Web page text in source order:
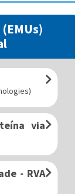
via
- RVA